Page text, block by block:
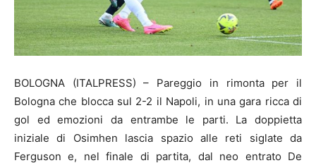
BOLOGNA (ITALPRESS) – Pareggio in rimonta per il
Bologna che blocca sul 2-2 il Napoli, in una gara ricca di
gol ed emozioni da entrambe le parti. La doppietta
iniziale di Osimhen lascia spazio alle reti siglate da
Ferguson e, nel finale di partita, dal neo entrato De